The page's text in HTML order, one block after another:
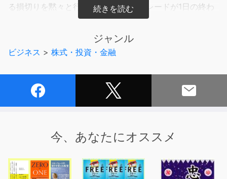
る損切りを黙々と行い、「残されたトレードが1日の終わ
りに実を付ける」とするこの戦略は、特異性に富んだトレ
「相場の先を読めなければ勝てない」と考えていた投資家
戦略アイデアの着想、構築、具体化、そして検証、検証、
ジャンル
ビジネス > 株式・投資・金融
今、あなたにオススメ